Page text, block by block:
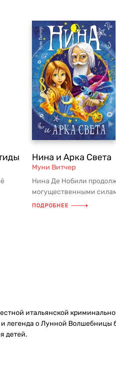
Нина и Арка Света
Муни Витчер
Нина Де Нобили
могущественными
которых стоит ее
ПОДРОБНЕЕ
итальянской
о Лунной Волшебницы
детей.